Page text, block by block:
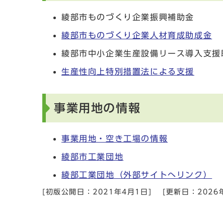
綾部市ものづくり企業振興補助金
綾部市ものづくり企業人材育成助成金
綾部市中小企業生産設備リース導入支援
生産性向上特別措置法による支援
事業用地の情報
事業用地・空き工場の情報
綾部市工業団地
綾部工業団地（外部サイトへリンク）
[初版公開日： 2021年4月1日 [更新日： 2026